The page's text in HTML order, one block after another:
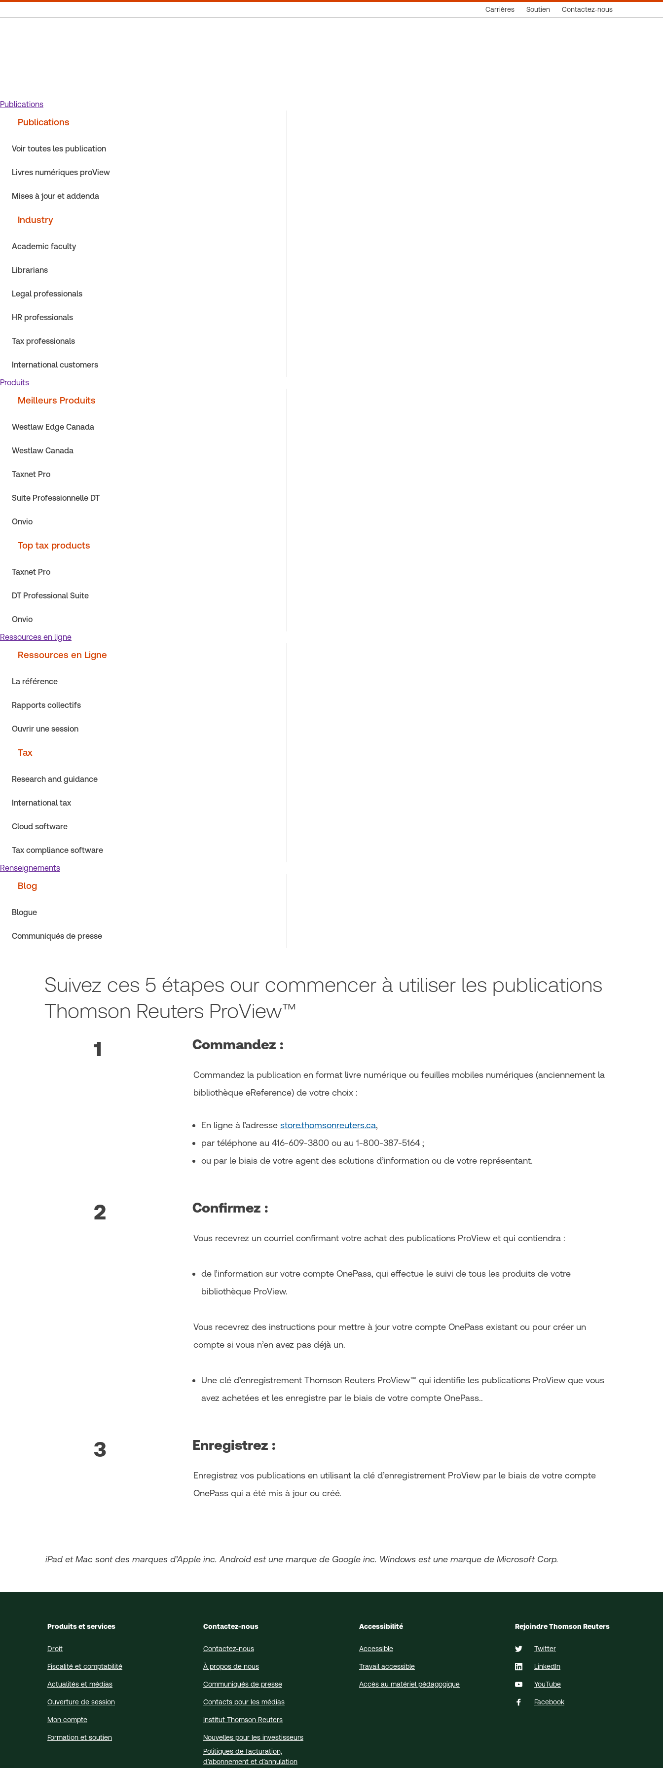
Carrières Soutien Contactez-nous
Publications
Publications
Voir toutes les publication
Livres numériques proView
Mises à jour et addenda
Industry
Academic faculty
Librarians
Legal professionals
HR professionals
Tax professionals
International customers
Produits
Meilleurs Produits
Westlaw Edge Canada
Westlaw Canada
Taxnet Pro
Suite Professionnelle DT
Onvio
Top tax products
Taxnet Pro
DT Professional Suite
Onvio
Ressources en ligne
Ressources en Ligne
La référence
Rapports collectifs
Ouvrir une session
Tax
Research and guidance
International tax
Cloud software
Tax compliance software
Renseignements
Blog
Blogue
Communiqués de presse
Suivez ces 5 étapes our commencer à utiliser les publications
Thomson Reuters ProView™
1
Commandez :
Commandez la publication en format livre numérique ou feuilles mobiles numériques (anciennement la
bibliothèque eReference) de votre choix :
En ligne à l’adresse store.thomsonreuters.ca,
par téléphone au 416-609-3800 ou au 1-800-387-5164 ;
ou par le biais de votre agent des solutions d’information ou de votre représentant.
2 Confirmez :
Vous recevrez un courriel confirmant votre achat des publications ProView et qui contiendra :
de l’information sur votre compte OnePass, qui effectue le suivi de tous les produits de votre
bibliothèque ProView.
Vous recevrez des instructions pour mettre à jour votre compte OnePass existant ou pour créer un
compte si vous n’en avez pas déjà un.
Une clé d’enregistrement Thomson Reuters ProView™ qui identifie les publications ProView que vous
avez achetées et les enregistre par le biais de votre compte OnePass..
3 Enregistrez :
Enregistrez vos publications en utilisant la clé d’enregistrement ProView par le biais de votre compte
OnePass qui a été mis à jour ou créé.
iPad et Mac sont des marques d’Apple inc. Android est une marque de Google inc. Windows est une marque de Microsoft Corp.
Produits et services
Droit
Fiscalité et comptabilité
Actualités et médias
Ouverture de session
Mon compte
Formation et soutien
Contactez-nous
Contactez-nous
À propos de nous
Communiqués de presse
Contacts pour les médias
Institut Thomson Reuters
Nouvelles pour les investisseurs
Politiques de facturation,
d’abonnement et d’annulation
Accessibilité
Accessible
Travail accessible
Accès au matériel pédagogique
Rejoindre Thomson Reuters
Twitter
LinkedIn
YouTube
Facebook